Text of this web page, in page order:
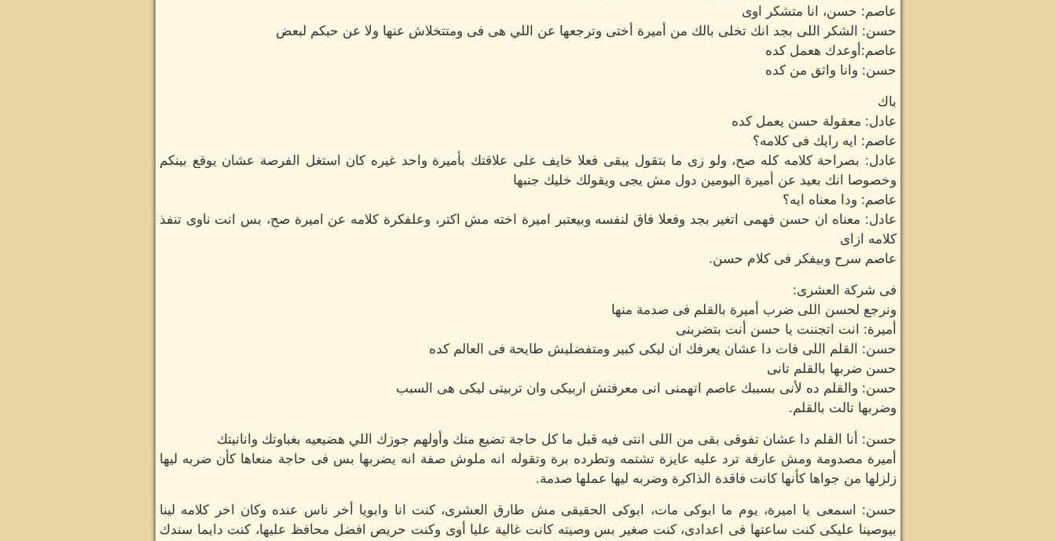
عاصم: حسن، انا متشكر اوى
حسن: الشكر اللى بجد انك تخلى بالك من أميرة أختى وترجعها عن اللي هى فى ومتتخلاش عنها ولا عن حبكم لبعض
عاصم:أوعدك هعمل كده
حسن: وانا واثق من كده
باك
عادل: معقولة حسن يعمل كده
عاصم: ايه رايك فى كلامه؟
عادل: بصراحة كلامه كله صح، ولو زى ما بتقول يبقى فعلا خايف على علاقتك بأميرة واحد غيره كان استغل الفرصة عشان يوقع بينكم
وخصوصا انك بعيد عن أميرة اليومين دول مش يجى ويقولك خليك جنبها
عاصم: ودا معناه ايه؟
عادل: معناه ان حسن فهمى اتغير بجد وفعلا فاق لنفسه وبيعتبر اميرة اخته مش اكتر، وعلفكرة كلامه عن اميرة صح، بس انت ناوى تنفذ
كلامه ازاى
عاصم سرح وبيفكر فى كلام حسن.
فى شركة العشرى:
ونرجع لحسن اللى ضرب أميرة بالقلم فى صدمة منها
أميرة: انت اتجننت يا حسن أنت بتضربنى
حسن: القلم اللى فات دا عشان يعرفك ان ليكى كبير ومتفضليش طايحة فى العالم كده
حسن ضربها بالقلم تانى
حسن: والقلم ده لأنى بسببك عاصم اتهمنى انى معرفتش اربيكى وان تربيتى ليكى هى السبب
وضربها تالت بالقلم.
حسن: أنا القلم دا عشان تفوقى بقى من اللى انتى فيه قبل ما كل حاجة تضيع منك وأولهم جوزك اللي هضيعيه بغباوتك وانانيتك
أميرة مصدومة ومش عارفة ترد عليه عايزة تشتمه وتطرده برة وتقوله انه ملوش صفة انه يضربها بس فى حاجة منعاها كأن ضربه ليها
زلزلها من جواها كأنها كانت فاقدة الذاكرة وضربه ليها عملها صدمة.
حسن: اسمعى يا اميرة، يوم ما ابوكى مات، ابوكى الحقيقى مش طارق العشرى، كنت انا وابويا أخر ناس عنده وكان اخر كلامه لينا
بيوصينا عليكى كنت ساعتها فى اعدادى، كنت صغير بس وصيته كانت غالية عليا أوى وكنت حريص افضل محافظ عليها، كنت دايما سندك